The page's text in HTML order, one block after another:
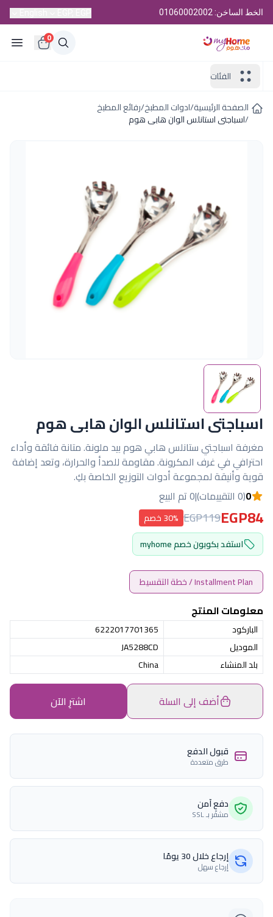
الخط الساخن: 01060002002
0
الفئات
الصفحة الرئيسية/ادوات المطبخ/رفائع المطبخ
/اسباجتى استانلس الوان هابى هوم
اسباجتى استانلس الوان هابى هوم
مغرفة اسباجتي ستانلس هابي هوم بيد ملونة. متانة فائقة وأداء
احترافي في غرف المكرونة. مقاومة للصدأ والحرارة، وتعد إضافة
قوية وأنيقة لمجموعة أدوات التوزيع الخاصة بكِ.
0(0 التقييمات) |0 تم البيع
EGP84
EGP119 30% خصم
استفد بكوبون خصم myhome
Installment Plan / خطة التقسيط
معلومات المنتج
الباركود
6222017701365
الموديل
JA5288CD
بلد المنشاء
China
أضف إلى السلة اشترِ الآن
قبول الدفع
طرق متعددة
دفع آمن
مشفّر بـ SSL
إرجاع خلال 30 يومًا
إرجاع سهل